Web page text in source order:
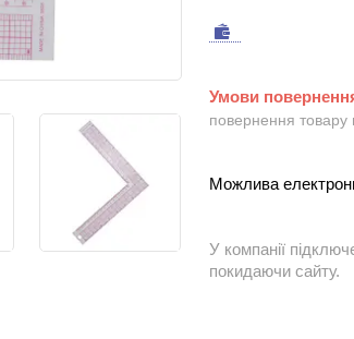
повернення товару
У компанії
покидаючи сайту.